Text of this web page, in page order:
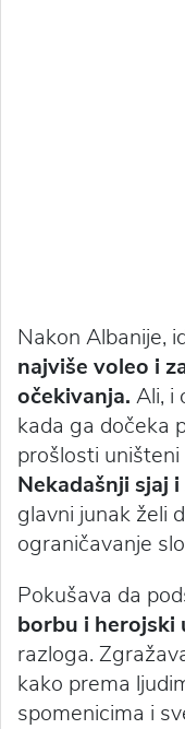
Nakon Albanije,
najviše voleo i
očekivanja. Ali, i
kada ga dočeka
prošlosti
Nekadašnji sjaj
glavni junak želi
ograničavanje
Pokušava da
borbu i herojski
razloga.
kako prema
spomenicima i